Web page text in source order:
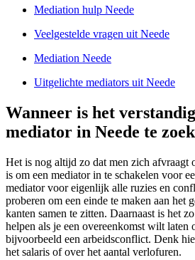
Mediation hulp Neede
Veelgestelde vragen uit Neede
Mediation Neede
Uitgelichte mediators uit Neede
Wanneer is het
mediator in Neede te
Het is nog altijd zo dat men zich afvraagt
is om een mediator in te schakelen voor
mediator voor eigenlijk alle ruzies en
proberen om een einde te maken aan het
kanten samen te zitten. Daarnaast is het
helpen als je een overeenkomst wilt laten
bijvoorbeeld een arbeidsconflict. Denk
het salaris of over het aantal verlofuren.